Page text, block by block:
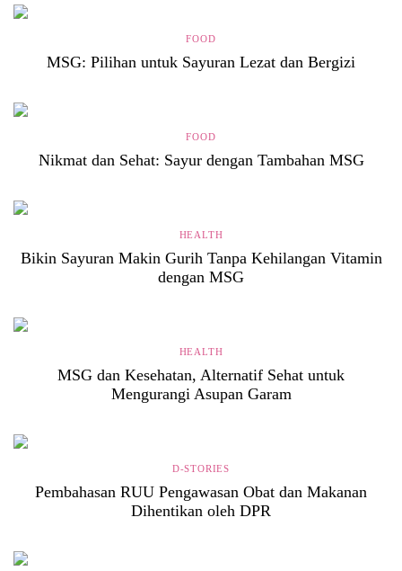
FOOD
MSG: Pilihan untuk Sayuran Lezat dan Bergizi
FOOD
Nikmat dan Sehat: Sayur dengan Tambahan MSG
HEALTH
Bikin Sayuran Makin Gurih Tanpa Kehilangan Vitamin
dengan MSG
HEALTH
MSG dan Kesehatan, Alternatif Sehat untuk
Mengurangi Asupan Garam
D-STORIES
Pembahasan RUU Pengawasan Obat dan Makanan
Dihentikan oleh DPR